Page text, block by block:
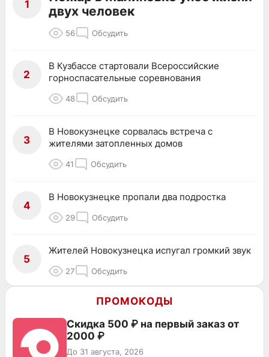
1
двух человек
56 Обсудить
2
В Кузбассе стартовали Всероссийские
горноспасательные соревнования
48 Обсудить
3
В Новокузнецке сорвалась встреча с
жителями затопленных домов
41 Обсудить
4
В Новокузнецке пропали два подростка
29 Обсудить
5
Жителей Новокузнецка испугал громкий звук
27 Обсудить
ПРОМОКОДЫ
Скидка 500 ₽ на первый заказ от
2000 ₽
До 31 августа, 2026